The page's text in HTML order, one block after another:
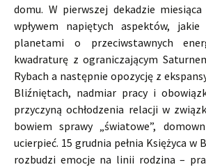
domu. W pierwszej dekadzie
wpływem napiętych aspektów,
planetami o przeciwstawnych
kwadraturę z ograniczającym
Rybach a następnie opozycję z
Bliźniętach, nadmiar pracy i
przyczyną ochłodzenia relacji w
bowiem sprawy „światowe”,
ucierpieć. 15 grudnia pełnia Księżyca w
rozbudzi emocje na linii rodzina –